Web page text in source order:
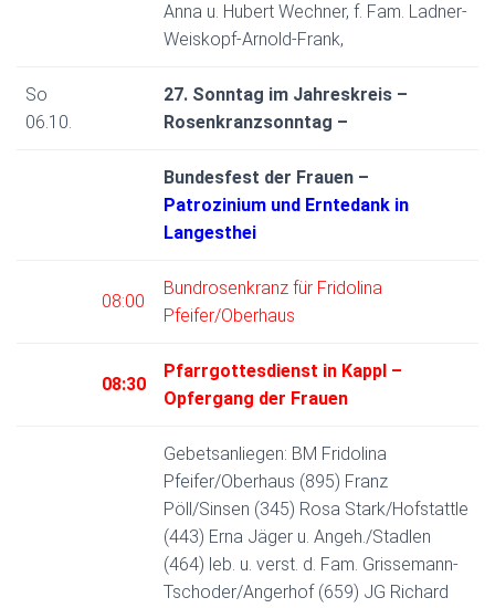
Anna u. Hubert Wechner, f. Fam. Ladner-
Weiskopf-Arnold-Frank,
So
06.10.
27. Sonntag im Jahreskreis –
Rosenkranzsonntag –
Bundesfest der Frauen –
Patrozinium und Erntedank in
Langesthei
08:00
Bundrosenkranz für Fridolina
Pfeifer/Oberhaus
08:30
Pfarrgottesdienst in Kappl –
Opfergang der Frauen
Gebetsanliegen: BM Fridolina
Pfeifer/Oberhaus (895) Franz
Pöll/Sinsen (345) Rosa Stark/Hofstattle
(443) Erna Jäger u. Angeh./Stadlen
(464) leb. u. verst. d. Fam. Grissemann-
Tschoder/Angerhof (659) JG Richard